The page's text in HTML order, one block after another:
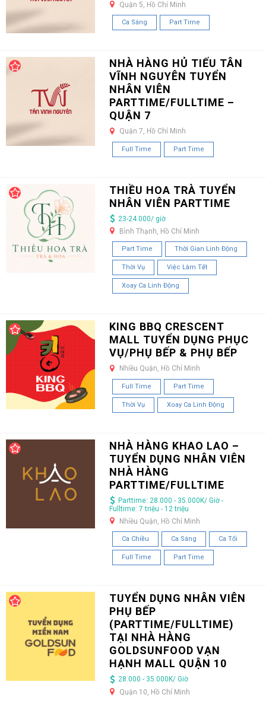
Quận 5, Hồ Chí Minh
Ca Sáng Part Time
NHÀ HÀNG HỦ TIẾU TÂN
VĨNH NGUYÊN TUYỂN
NHÂN VIÊN
PARTTIME/FULLTIME –
QUẬN 7
Quận 7, Hồ Chí Minh
Full Time Part Time
THIỀU HOA TRÀ TUYỂN
NHÂN VIÊN PARTTIME
23-24.000/ giờ
Bình Thạnh, Hồ Chí Minh
Part Time Thời Gian Linh Động
Thời Vụ Việc Làm Tết
Xoay Ca Linh Động
KING BBQ CRESCENT
MALL TUYỂN DỤNG PHỤC
VỤ/PHỤ BẾP & PHỤ BẾP
Nhiều Quận, Hồ Chí Minh
Full Time Part Time
Thời Vụ Xoay Ca Linh Động
NHÀ HÀNG KHAO LAO –
TUYỂN DỤNG NHÂN VIÊN
NHÀ HÀNG
PARTTIME/FULLTIME
Parttime: 28.000 - 35.000K/ Giờ -
Fulltime: 7 triệu - 12 triệu
Nhiều Quận, Hồ Chí Minh
Ca Chiều Ca Sáng Ca Tối
Full Time Part Time
TUYỂN DỤNG NHÂN VIÊN
PHỤ BẾP
(PARTTIME/FULLTIME)
TẠI NHÀ HÀNG
GOLDSUNFOOD VẠN
HẠNH MALL QUẬN 10
28.000 - 35.000K/ Giờ
Quận 10, Hồ Chí Minh